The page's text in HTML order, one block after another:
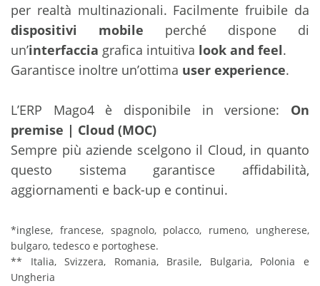
per realtà multinazionali. Facilmente fruibile da
dispositivi mobile perché dispone di
un’interfaccia grafica intuitiva look and feel.
Garantisce inoltre un’ottima user experience.
L’ERP Mago4 è disponibile in versione: On
premise | Cloud (MOC)
Sempre più aziende scelgono il Cloud, in quanto
questo sistema garantisce affidabilità,
aggiornamenti e back-up e continui.
*inglese, francese, spagnolo, polacco, rumeno, ungherese,
bulgaro, tedesco e portoghese.
** Italia, Svizzera, Romania, Brasile, Bulgaria, Polonia e
Ungheria